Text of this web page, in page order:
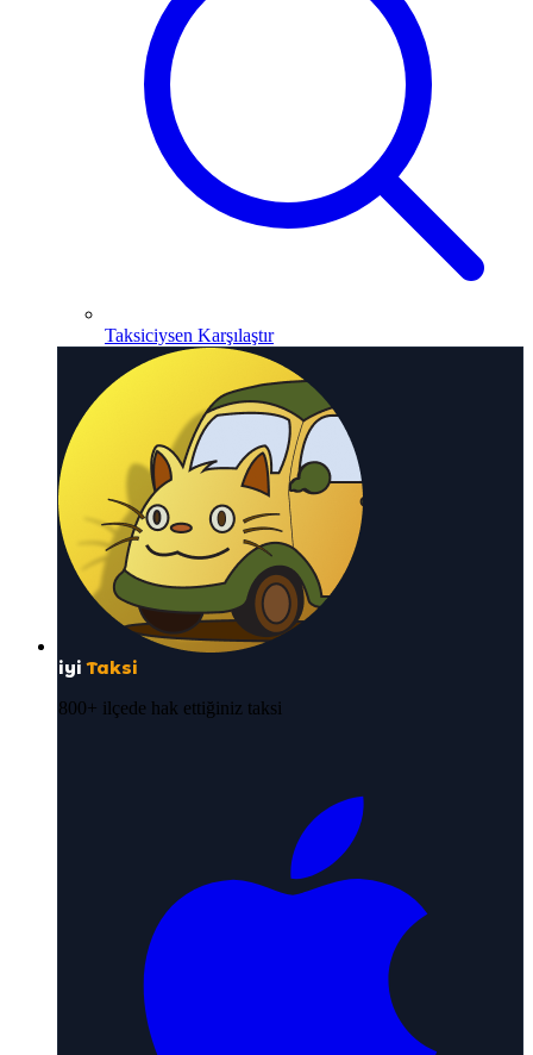
Taksiciysen Karşılaştır
iyi Taksi
800+ ilçede hak ettiğiniz taksi